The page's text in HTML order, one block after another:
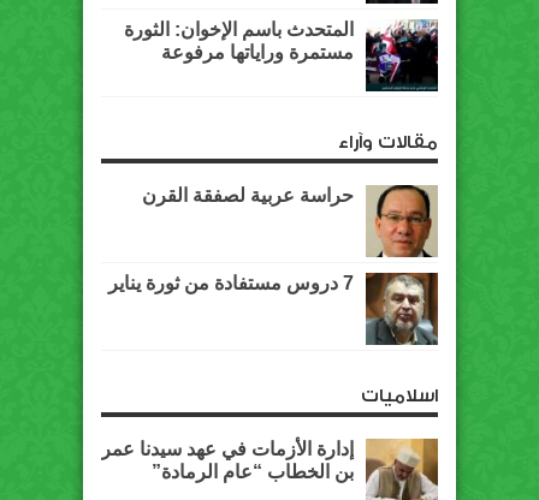
المتحدث باسم الإخوان: الثورة
مستمرة وراياتها مرفوعة
مقالات وآراء
حراسة عربية لصفقة القرن
7 دروس مستفادة من ثورة يناير
اسلاميات
إدارة الأزمات في عهد سيدنا عمر
بن الخطاب “عام الرمادة”